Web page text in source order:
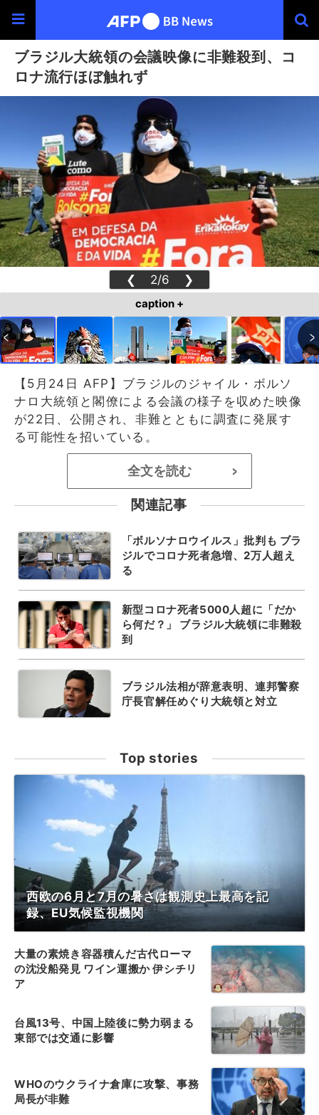
ブラジル大統領の会議映像に非難殺到、コ
ロナ流行ほぼ触れず
❮ 2/6 ❯
caption +
【5月24日 AFP】ブラジルのジャイル・ボルソ
ナロ大統領と閣僚による会議の様子を収めた映像
が22日、公開され、非難とともに調査に発展す
る可能性を招いている。
全文を読む >
関連記事
「ボルソナロウイルス」批判も ブラ
ジルでコロナ死者急増、2万人超え
る
新型コロナ死者5000人超に「だか
ら何だ？」 ブラジル大統領に非難殺
到
ブラジル法相が辞意表明、連邦警察
庁長官解任めぐり大統領と対立
Top stories
西欧の6月と7月の暑さは観測史上最高を記
録、EU気候監視機関
大量の素焼き容器積んだ古代ローマ
の沈没船発見 ワイン運搬か 伊シチリ
ア
台風13号、中国上陸後に勢力弱まる
東部では交通に影響
WHOのウクライナ倉庫に攻撃、事務
局長が非難